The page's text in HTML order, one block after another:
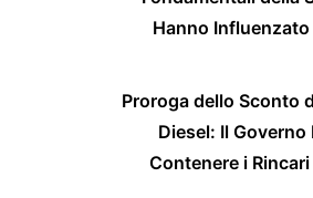
Hanno
Proroga dello Sconto
Diesel: Il
Contenere i